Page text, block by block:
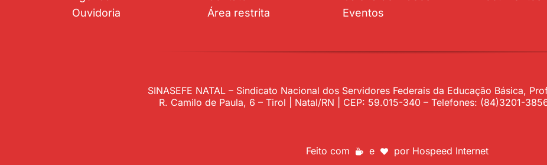
Ouvidoria
Área restrita
Eventos
SINASEFE NATAL – Sindicato Nacional dos Servidores Federais da Educação Básica,
R. Camilo de Paula, 6 – Tirol | Natal/RN | CEP: 59.015-340 – Telefones: (84)3201-
Feito com e por Hospeed Internet